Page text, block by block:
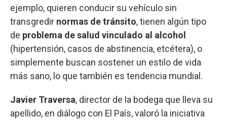
ejemplo, quieren conducir su vehículo sin
transgredir normas de tránsito, tienen algún tipo
de problema de salud vinculado al alcohol
(hipertensión, casos de abstinencia, etcétera), o
simplemente buscan sostener un estilo de vida
más sano, lo que también es tendencia mundial.
Javier Traversa, director de la bodega que lleva su
apellido, en diálogo con El País, valoró la iniciativa